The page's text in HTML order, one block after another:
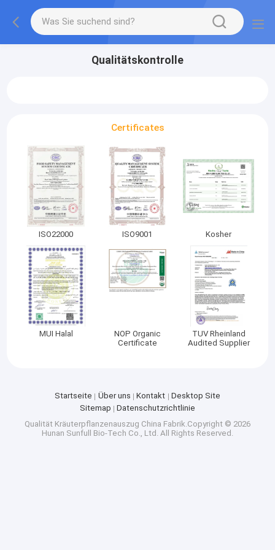
Qualitätskontrolle
Certificates
ISO22000 ISO9001 Kosher
MUI Halal
NOP Organic
Certificate
TUV Rheinland
Audited Supplier
Startseite Über uns Kontakt
Desktop Site
Sitemap
Datenschutzrichtlinie
Qualität Kräuterpflanzenauszug China Fabrik.Copyright © 2026
Hunan Sunfull Bio-Tech Co., Ltd. All Rights Reserved.